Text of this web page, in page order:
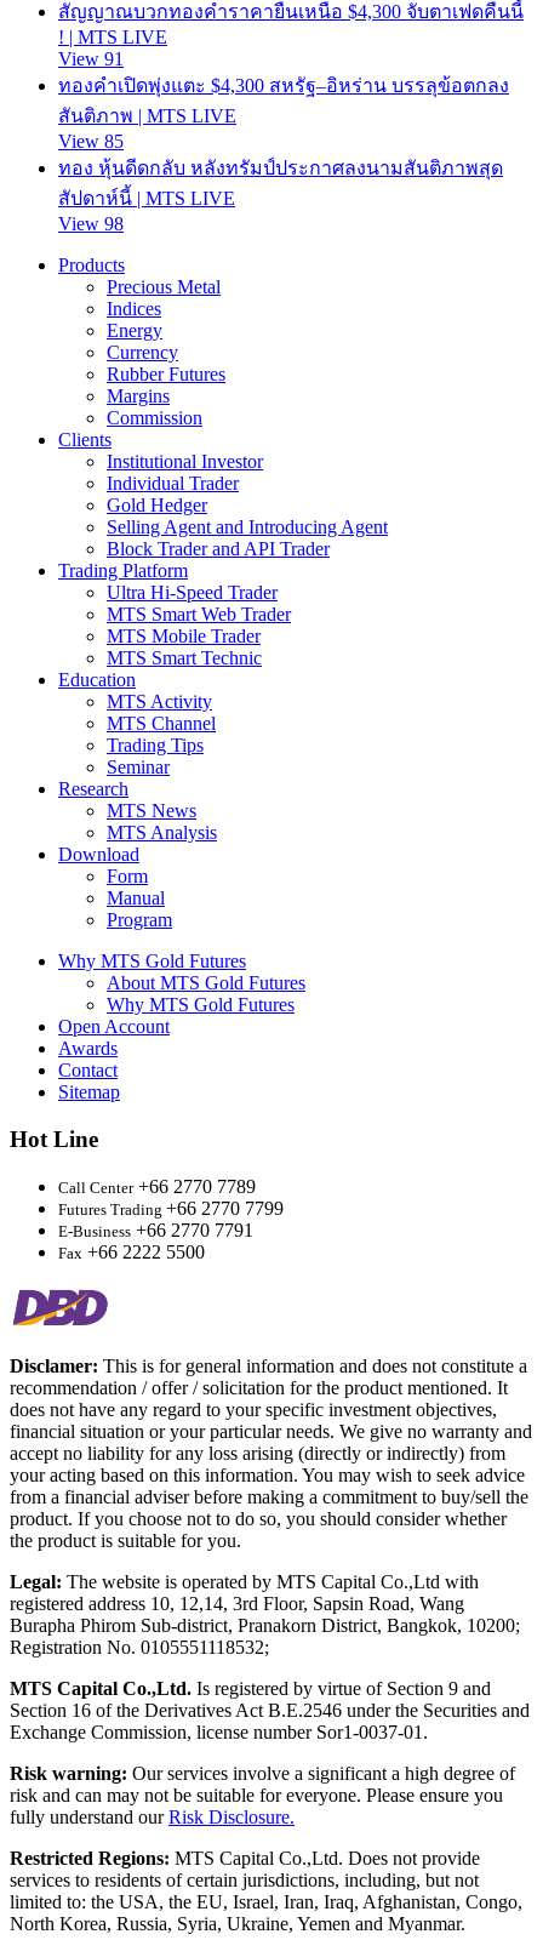
สัญญาณบวกทองคำราคายืนเหนือ $4,300 จับตาเฟดคืนนี้
! | MTS LIVE
View 91
ทองคำเปิดพุ่งแตะ $4,300 สหรัฐ–อิหร่าน บรรลุข้อตกลง
สันติภาพ | MTS LIVE
View 85
ทอง หุ้นดีดกลับ หลังทรัมป์ประกาศลงนามสันติภาพสุด
สัปดาห์นี้ | MTS LIVE
View 98
Products
Precious Metal
Indices
Energy
Currency
Rubber Futures
Margins
Commission
Clients
Institutional Investor
Individual Trader
Gold Hedger
Selling Agent and Introducing Agent
Block Trader and API Trader
Trading Platform
Ultra Hi-Speed Trader
MTS Smart Web Trader
MTS Mobile Trader
MTS Smart Technic
Education
MTS Activity
MTS Channel
Trading Tips
Seminar
Research
MTS News
MTS Analysis
Download
Form
Manual
Program
Why MTS Gold Futures
About MTS Gold Futures
Why MTS Gold Futures
Open Account
Awards
Contact
Sitemap
Hot Line
Call Center+66 2770 7789
Futures Trading +66 2770 7799
E-Business +66 2770 7791
Fax +66 2222 5500
Disclamer: This is for general information and does not constitute a
recommendation / offer / solicitation for the product mentioned. It
does not have any regard to your specific investment objectives,
financial situation or your particular needs. We give no warranty and
accept no liability for any loss arising (directly or indirectly) from
your acting based on this information. You may wish to seek advice
from a financial adviser before making a commitment to buy/sell the
product. If you choose not to do so, you should consider whether
the product is suitable for you.
Legal: The website is operated by MTS Capital Co.,Ltd with
registered address 10, 12,14, 3rd Floor, Sapsin Road, Wang
Burapha Phirom Sub-district, Pranakorn District, Bangkok, 10200;
Registration No. 0105551118532;
MTS Capital Co.,Ltd. Is registered by virtue of Section 9 and
Section 16 of the Derivatives Act B.E.2546 under the Securities and
Exchange Commission, license number Sor1-0037-01.
Risk warning: Our services involve a significant a high degree of
risk and can may not be suitable for everyone. Please ensure you
fully understand ourRisk Disclosure.
Restricted Regions: MTS Capital Co.,Ltd. Does not provide
services to residents of certain jurisdictions, including, but not
limited to: the USA, the EU, Israel, Iran, Iraq, Afghanistan, Congo,
North Korea, Russia, Syria, Ukraine, Yemen and Myanmar.